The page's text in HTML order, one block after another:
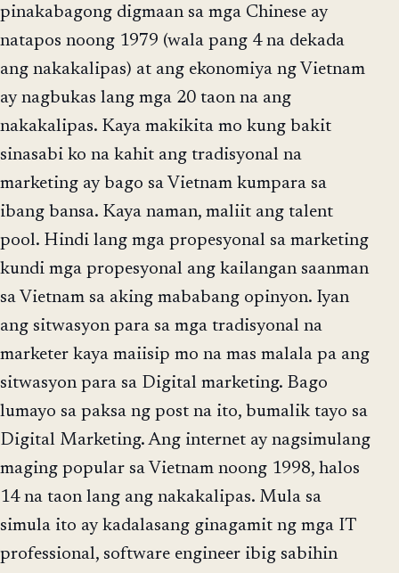
pinakabagong digmaan sa mga Chinese ay
natapos noong 1979 (wala pang 4 na dekada
ang nakakalipas) at ang ekonomiya ng Vietnam
ay nagbukas lang mga 20 taon na ang
nakakalipas. Kaya makikita mo kung bakit
sinasabi ko na kahit ang tradisyonal na
marketing ay bago sa Vietnam kumpara sa
ibang bansa. Kaya naman, maliit ang talent
pool. Hindi lang mga propesyonal sa marketing
kundi mga propesyonal ang kailangan saanman
sa Vietnam sa aking mababang opinyon. Iyan
ang sitwasyon para sa mga tradisyonal na
marketer kaya maiisip mo na mas malala pa ang
sitwasyon para sa Digital marketing. Bago
lumayo sa paksa ng post na ito, bumalik tayo sa
Digital Marketing. Ang internet ay nagsimulang
maging popular sa Vietnam noong 1998, halos
14 na taon lang ang nakakalipas. Mula sa
simula ito ay kadalasang ginagamit ng mga IT
professional, software engineer ibig sabihin